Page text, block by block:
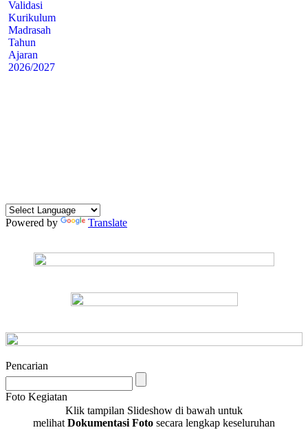
Powered by Translate
Pencarian
Foto Kegiatan
Klik tampilan Slideshow di bawah untuk
melihat Dokumentasi Foto secara lengkap keseluruhan